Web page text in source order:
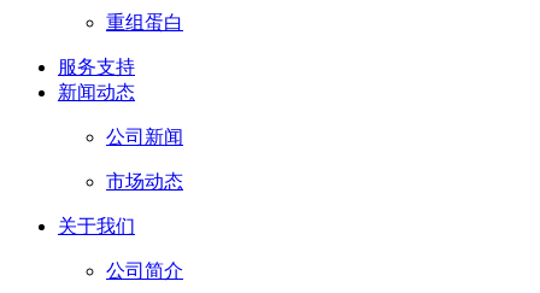
重组蛋白
服务支持
新闻动态
公司新闻
市场动态
关于我们
公司简介